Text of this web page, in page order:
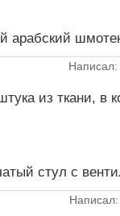
арабский
из ткани, в
стул с